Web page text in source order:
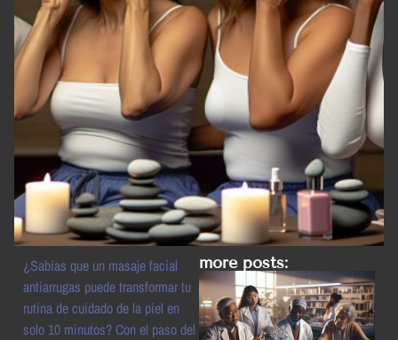
¿Sabías que un masaje facial
antiarrugas puede transformar tu
rutina de cuidado de la piel en
solo 10 minutos? Con el paso del
more posts: